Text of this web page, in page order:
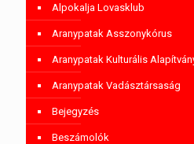
Alpokalja Lovasklub
Aranypatak Asszonykórus
Aranypatak Kulturális
Aranypatak Vadásztársaság
Bejegyzés
Beszámolók